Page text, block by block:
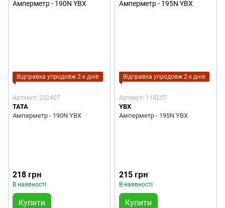
Відправка упродовж 2-х днів
Артикул: 23240T
TATA
Амперметр - 190N YBX
218 грн
В наявності
Купити
Відправка упродовж 2-х днів
Артикул: 11825T
YBX
Амперметр - 195N YBX
215 грн
В наявності
Купити